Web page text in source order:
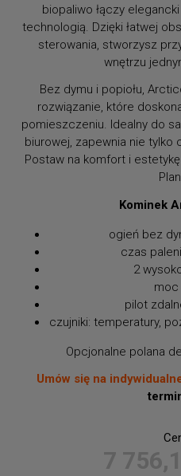
biopaliwo łączy
technologią. Dzięki łatwej
sterowania, stworzysz
wnętrzu
Bez dymu i popiołu,
rozwiązanie, które
pomieszczeniu. Idealny do
biurowej, zapewnia nie tylko
Postaw na komfort i
Kominek
ogień bez
czas
2
moc
pilot
czujniki: temperatury,
Opcjonalne polana
Umów się na
7